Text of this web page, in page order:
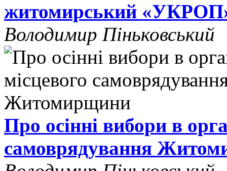
житомирський
Володимир Піньковський
Про осінні вибори в
самоврядування